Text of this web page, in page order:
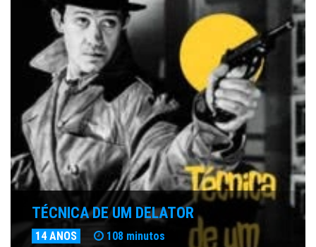
TÉCNICA DE UM DELATOR
14 ANOS 108 minutos